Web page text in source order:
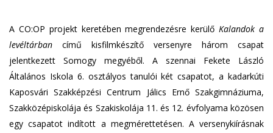
A CO:OP projekt keretében megrendezésre kerülőKalandok a
levéltárban című kisfilmkészítő versenyre három csapat
jelentkezett Somogy megyéből. A szennai Fekete László
Általános Iskola 6. osztályos tanulói két csapatot, a kadarkúti
Kaposvári Szakképzési Centrum Jálics Ernő Szakgimnáziuma,
Szakközépiskolája és Szakiskolája 11. és 12. évfolyama közösen
egy csapatot indított a megmérettetésen. A versenykiírásnak